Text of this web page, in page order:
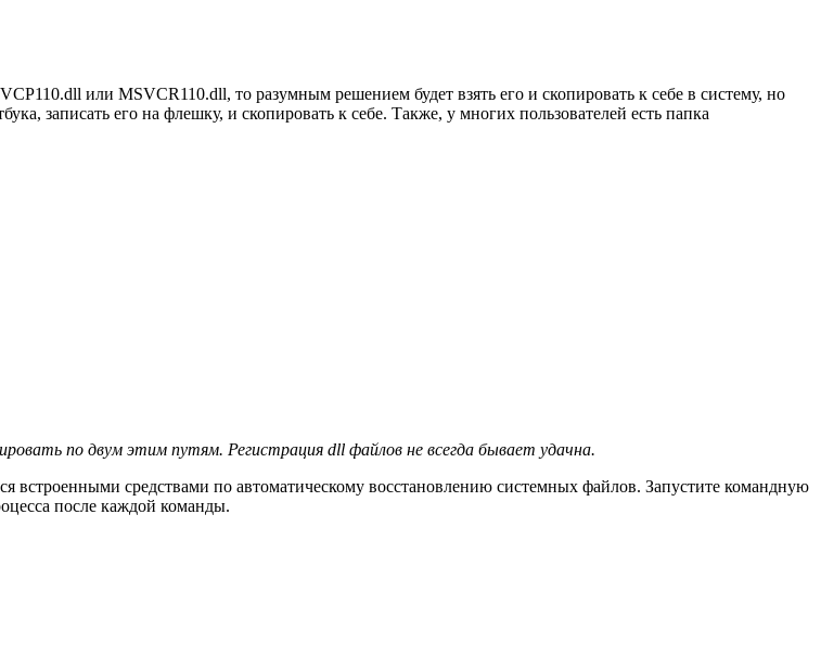
или MSVCR110.dll, то разумным решением будет взять его и скопировать к себе в систему, но
записать его на флешку, и скопировать к себе. Также, у многих пользователей есть папка
по двум этим путям. Регистрация dll файлов не всегда бывает удачна.
встроенными средствами по автоматическому восстановлению системных файлов. Запустите командную
после каждой команды.